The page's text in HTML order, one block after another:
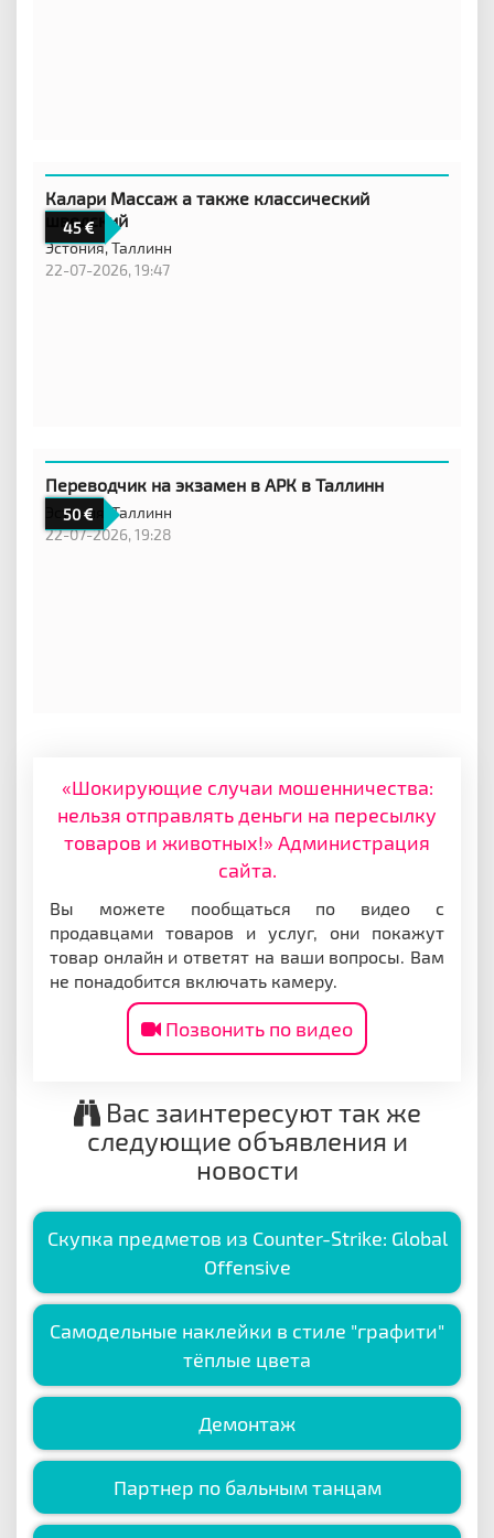
45
Калари Массаж а также классический
шведский
Эстония,Таллинн
22-07-2026, 19:47
50
Переводчик на экзамен в АРК в Таллинн
Эстония, Таллинн
22-07-2026, 19:28
«Шокирующие случаи мошенничества:
нельзя отправлять деньги на пересылку
товаров и животных!» Администрация
сайта.
Вы можете пообщаться по видео с
продавцами товаров и услуг, они покажут
товар онлайн и ответят на ваши вопросы. Вам
не понадобится включать камеру.
Позвонить по видео
Вас заинтересуют так же
следующие объявления и
новости
Скупка предметов из Counter-Strike: Global
Offensive
Самодельные наклейки в стиле "графити"
тёплые цвета
Демонтаж
Партнер по бальным танцам